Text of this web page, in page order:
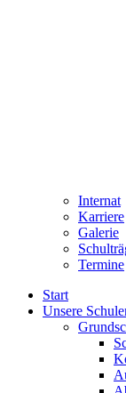
Internat
Karriere
Galerie
Termine
Start
Unsere